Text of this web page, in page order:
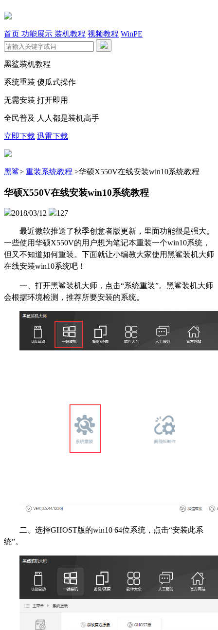
首页 功能展示 装机教程 视频教程 WinPE
黑鲨装机教程
系统重装 傻瓜式操作
无需安装 打开即用
全民普及 人人都是装机高手
立即下载 迅雷下载
黑鲨> 重装系统教程 >华硕X550V在线安装win10系统教程
华硕X550V在线安装win10系统教程
2018/03/12 127
最近微软推送了秋季创意者版更新，里面功能很是强大。
一些使用华硕X550V的用户想为笔记本重装一个win10系统，
但又不知道如何重装。下面就让小编教大家使用黑鲨装机大师
在线安装win10系统吧！
一、打开黑鲨装机大师，点击“系统重装”。黑鲨装机大师
会根据环境检测，推荐所要安装的系统。
二、选择GHOST版的win10 64位系统，点击“安装此系
统”。